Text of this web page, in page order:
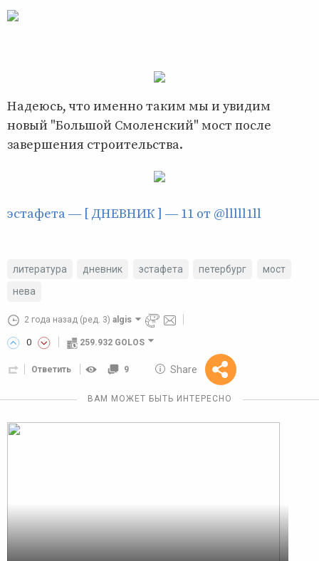
Надеюсь, что именно таким мы и увидим
новый "Большой Смоленский" мост после
завершения строительства.
эстафета ― [ ДНЕВНИК ] ― 11 от @lllll1ll
литература дневник эстафета петербург
мост
нева
2 года назад (ред. 3) algis
0 259.932 GOLOS
Ответить 9 Share
Reward
10 GOLOS
ВАМ МОЖЕТ БЫТЬ ИНТЕРЕСНО